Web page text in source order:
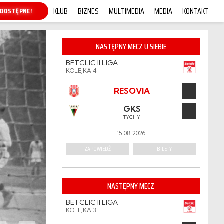
ONLINE! KLUB BIZNES MULTIMEDIA MEDIA KONTAKT
NASTĘPNY MECZ U SIEBIE
BETCLIC II LIGA
KOLEJKA 4
RESOVIA
GKS
TYCHY
15.08.2026
ZAPOWIEDŹ BILETY
NASTĘPNY MECZ
BETCLIC II LIGA
KOLEJKA 3